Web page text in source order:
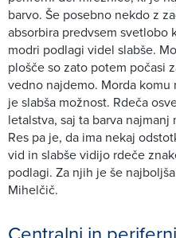
barvo. Še posebno nekdo z
absorbira predvsem svetlobo
modri podlagi videl slabše.
plošče so zato potem počasi
vedno najdemo. Morda
je slabša možnost. Rdeča
letalstva, saj ta barva
Res pa je, da ima nekaj
vid in slabše vidijo rdeče
podlagi. Za njih je še
Mihelčič.